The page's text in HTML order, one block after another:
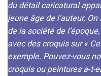
du détail caricatural
jeune âge de l’auteur.
de la société de
avec des croquis sur «
exemple. Pouvez-vous
croquis ou peintures a‑t-